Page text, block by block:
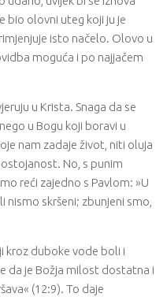
bio olovni uteg koji ju je
isto načelo. Olovo u
moguća i po najjačem
u Krista. Snaga da se
u Bogu koji boravi u
nam zadaje život, niti oluja
No, s punim
reći zajedno s Pavlom: »U
skršeni; zbunjeni smo,
kroz duboke vode boli i
da je Božja milost dostatna i
(12:9). To daje